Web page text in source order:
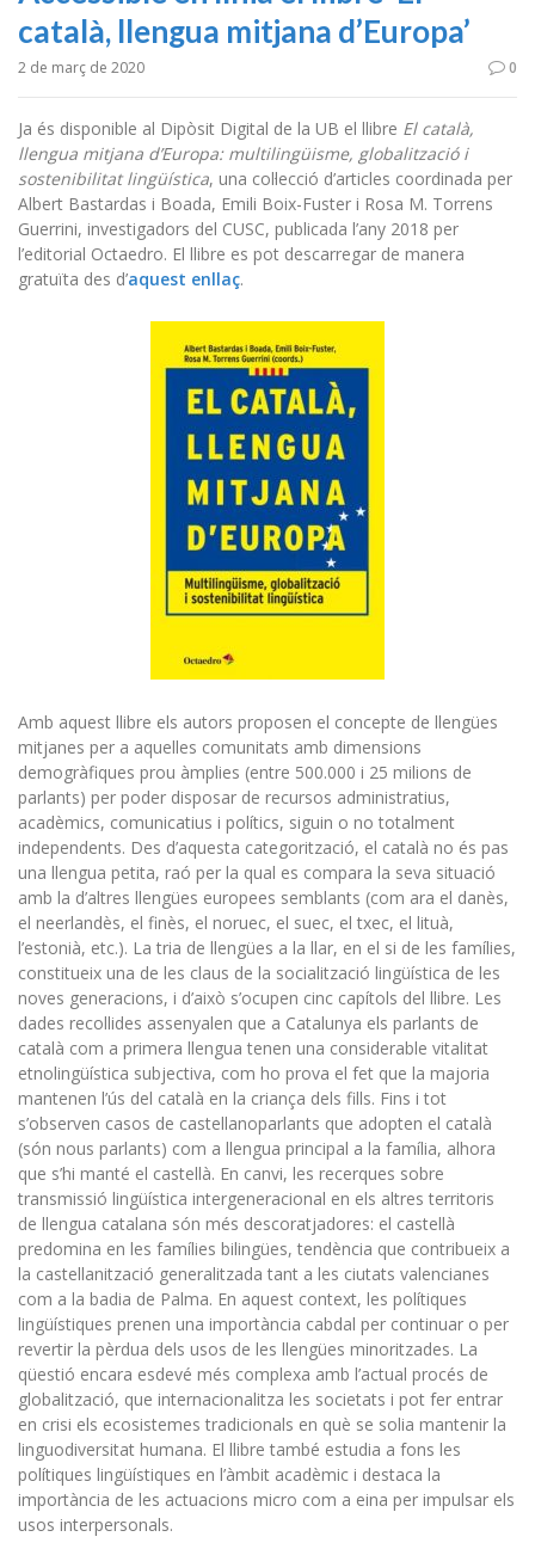
català, llengua mitjana d’Europa’
2 de març de 2020 0
Ja és disponible al Dipòsit Digital de la UB el llibre El català,
llengua mitjana d’Europa: multilingüisme, globalització i
sostenibilitat lingüística, una col·lecció d’articles coordinada per
Albert Bastardas i Boada, Emili Boix-Fuster i Rosa M. Torrens
Guerrini, investigadors del CUSC, publicada l’any 2018 per
l’editorial Octaedro. El llibre es pot descarregar de manera
gratuïta des d’aquest enllaç.
Amb aquest llibre els autors proposen el concepte de llengües
mitjanes per a aquelles comunitats amb dimensions
demogràfiques prou àmplies (entre 500.000 i 25 milions de
parlants) per poder disposar de recursos administratius,
acadèmics, comunicatius i polítics, siguin o no totalment
independents. Des d’aquesta categorització, el català no és pas
una llengua petita, raó per la qual es compara la seva situació
amb la d’altres llengües europees semblants (com ara el danès,
el neerlandès, el finès, el noruec, el suec, el txec, el lituà,
l’estonià, etc.). La tria de llengües a la llar, en el si de les famílies,
constitueix una de les claus de la socialització lingüística de les
noves generacions, i d’això s’ocupen cinc capítols del llibre. Les
dades recollides assenyalen que a Catalunya els parlants de
català com a primera llengua tenen una considerable vitalitat
etnolingüística subjectiva, com ho prova el fet que la majoria
mantenen l’ús del català en la criança dels fills. Fins i tot
s’observen casos de castellanoparlants que adopten el català
(són nous parlants) com a llengua principal a la família, alhora
que s’hi manté el castellà. En canvi, les recerques sobre
transmissió lingüística intergeneracional en els altres territoris
de llengua catalana són més descoratjadores: el castellà
predomina en les famílies bilingües, tendència que contribueix a
la castellanització generalitzada tant a les ciutats valencianes
com a la badia de Palma. En aquest context, les polítiques
lingüístiques prenen una importància cabdal per continuar o per
revertir la pèrdua dels usos de les llengües minoritzades. La
qüestió encara esdevé més complexa amb l’actual procés de
globalització, que internacionalitza les societats i pot fer entrar
en crisi els ecosistemes tradicionals en què se solia mantenir la
linguodiversitat humana. El llibre també estudia a fons les
polítiques lingüístiques en l’àmbit acadèmic i destaca la
importància de les actuacions micro com a eina per impulsar els
usos interpersonals.